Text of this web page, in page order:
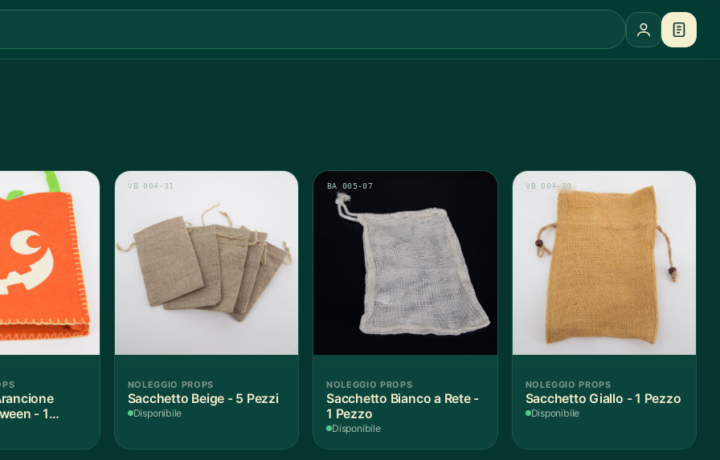
- 1
VB 004-31
NOLEGGIO PROPS
Sacchetto Beige - 5 Pezzi
Disponibile
BA 005-07
NOLEGGIO PROPS
Sacchetto Bianco a Rete -
1 Pezzo
Disponibile
VB 004-30
NOLEGGIO PROPS
Sacchetto Giallo - 1 Pezzo
Disponibile